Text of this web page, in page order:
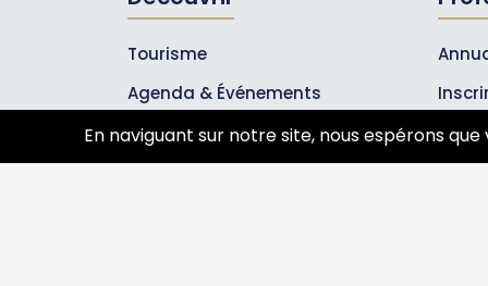
Tourisme
Agenda & Événements
Inscrire un événement
Les
En naviguant sur notre site, nous espérons